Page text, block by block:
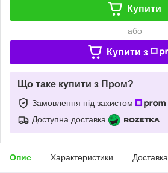
Купити
або
Купити з
Що таке купити з Пром?
Замовлення під захистом
Доступна доставка
Опис Характеристики Доставка